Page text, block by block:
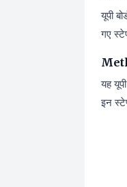
यूपी
गए
यह
इन